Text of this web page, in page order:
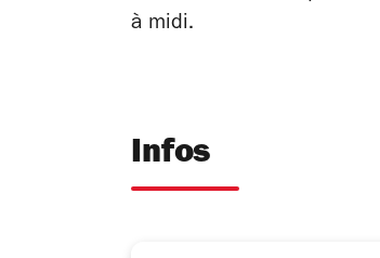
à midi.
Infos